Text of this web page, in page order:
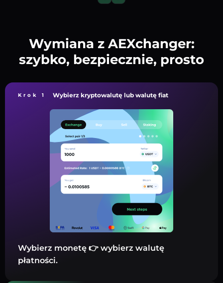
Wymiana z AEXchanger:
szybko, bezpiecznie, prosto
Krok 1 Wybierz kryptowalutę lub walutę fiat
Wybierz monetę 👉 wybierz walutę
płatności.